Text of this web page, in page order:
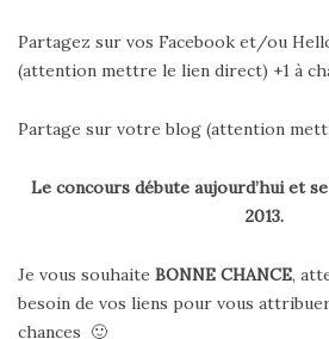
Partagez sur vos Facebook et/ou
(attention mettre le lien direct) +1 à
Partage sur votre blog (attention
Le concours débute aujourd’hui et
2013.
Je vous souhaite BONNE CHANCE,
besoin de vos liens pour vous
chances 🙂